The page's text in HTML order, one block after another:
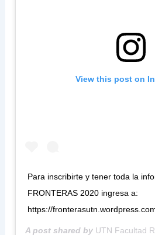
View this post on
Para inscribirte y tener toda la
FRONTERAS 2020 ingresa a:
https://
A post shared by UTN Facultad